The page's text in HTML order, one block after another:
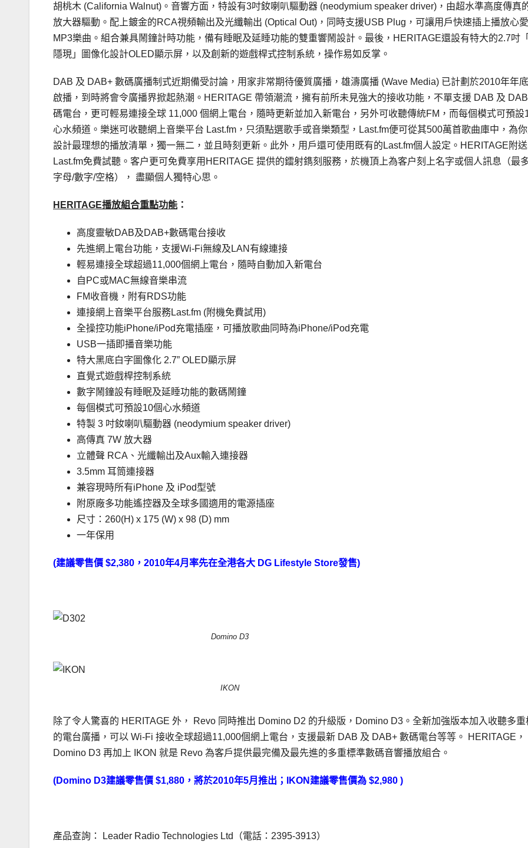
胡桃木 (California Walnut)。音響方面，特設有3吋釹喇叭驅動器 (neodymium speaker driver)，由超水準高度傳真
放大器驅動。配上鍍金的RCA視頻輸出及光纖輸出 (Optical Out)，同時支援USB Plug，可讓用戶快速插上播放心
MP3樂曲。組合兼具鬧鐘計時功能，備有睡眠及延睡功能的雙重響鬧設計。最後，HERITAGE還設有特大的2.7吋
隱現」圖像化設計OLED顯示屏，以及創新的遊戲桿式控制系統，操作易如反掌。
DAB 及 DAB+ 數碼廣播制式近期備受討論，用家非常期待優質廣播，雄濤廣播 (Wave Media) 已計劃於2010年年
啟播，到時將會令廣播界掀起熱潮。HERITAGE 帶領潮流，擁有前所未見強大的接收功能，不單支援 DAB 及
碼電台，更可輕易連接全球 11,000 個網上電台，隨時更新並加入新電台，另外可收聽傳統FM，而每個模式可預設
心水頻道。樂迷可收聽網上音樂平台 Last.fm，只須點選歌手或音樂類型，Last.fm便可從其500萬首歌曲庫中，為
設計最理想的播放清單，獨一無二，並且時刻更新。此外，用戶還可使用既有的Last.fm個人設定。HERITAGE附
Last.fm免費試聽。客户更可免費享用HERITAGE 提供的鐳射鐫刻服務，於機頂上為客户刻上名字或個人訊息（最
字母/數字/空格）， 盡顯個人獨特心思。
HERITAGE播放組合重點功能 ：
高度靈敏DAB及DAB+數碼電台接收
先進網上電台功能，支援Wi-Fi無線及LAN有線連接
輕易連接全球超過11,000個網上電台，隨時自動加入新電台
自PC或MAC無線音樂串流
FM收音機，附有RDS功能
連接網上音樂平台服務Last.fm (附機免費試用)
全操控功能iPhone/iPod充電插座，可播放歌曲同時為iPhone/iPod充電
USB一插即播音樂功能
特大黑底白字圖像化 2.7” OLED顯示屏
直覺式遊戲桿控制系統
數字鬧鐘設有睡眠及延睡功能的數碼鬧鐘
每個模式可預設10個心水頻道
特製 3 吋釹喇叭驅動器 (neodymium speaker driver)
高傳真 7W 放大器
立體聲 RCA、光纖輸出及Aux輸入連接器
3.5mm 耳筒連接器
兼容現時所有iPhone 及 iPod型號
附原廠多功能遙控器及全球多國適用的電源插座
尺寸：260(H) x 175 (W) x 98 (D) mm
一年保用
(建議零售價 $2,380 ， 2010年4月率先在全港各大 DG Lifestyle Store發售)
Domino D3
IKON
除了令人驚喜的 HERITAGE 外， Revo 同時推出 Domino D2 的升級版，Domino D3。全新加強版本加入收聽多重
的電台廣播，可以 Wi-Fi 接收全球超過11,000個網上電台，支援最新 DAB 及 DAB+ 數碼電台等等。 HERITAGE，
Domino D3 再加上 IKON 就是 Revo 為客戶提供最完備及最先進的多重標準數碼音響播放組合。
(Domino D3建議零售價 $1,880 ，將於2010年5月推出；IKON 建議零售價為 $2,980 )
產品查詢： Leader Radio Technologies Ltd（電話：2395-3913）